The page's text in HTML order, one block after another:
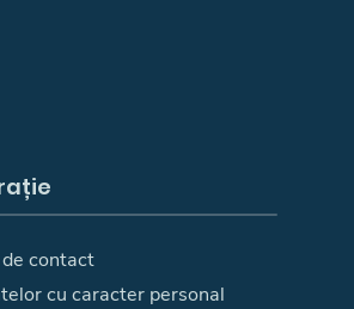
contact
cu caracter personal